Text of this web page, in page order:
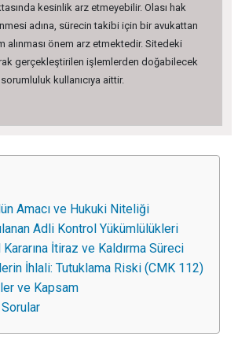
kesinlik arz etmeyebilir. Olası hak
adına, sürecin takibi için bir avukattan
alınması önem arz etmektedir. Sitedeki
gerçekleştirilen işlemlerden doğabilecek
sorumluluk kullanıcıya aittir.
Amacı ve Hukuki Niteliği
Adli Kontrol Yükümlülükleri
İtiraz ve Kaldırma Süreci
İhlali: Tutuklama Riski (CMK 112)
ve Kapsam